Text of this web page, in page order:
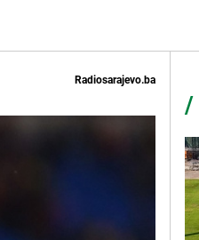
Radiosarajevo.ba
/